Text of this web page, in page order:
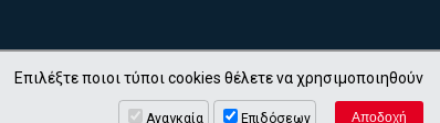
Επιλέξτε ποιοι τύποι cookies θέλετε να χρησιμοποιηθούν
Αναγκαία Επιδόσεων